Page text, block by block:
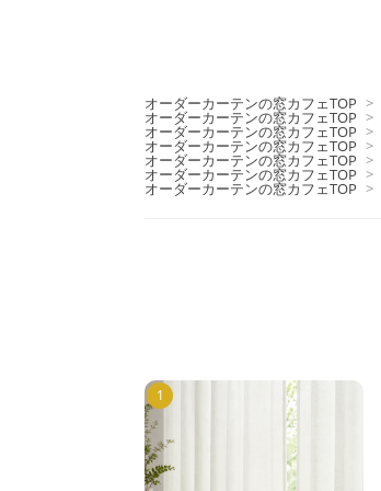
オーダーカーテンの窓カフェTOP >
オーダーカーテンの窓カフェTOP >
オーダーカーテンの窓カフェTOP >
オーダーカーテンの窓カフェTOP >
オーダーカーテンの窓カフェTOP >
オーダーカーテンの窓カフェTOP >
オーダーカーテンの窓カフェTOP >
1